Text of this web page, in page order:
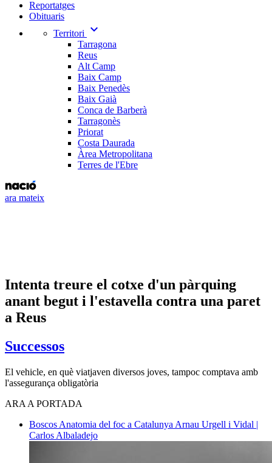
Reportatges
Obituaris
Territori
expand_more
Tarragona
Reus
Alt Camp
Baix Camp
Baix Penedès
Baix Gaià
Conca de Barberà
Tarragonès
Priorat
Costa Daurada
Àrea Metropolitana
Terres de l'Ebre
ara mateix
Intenta treure el cotxe d'un pàrquing
anant begut i l'estavella contra una paret
a Reus
Successos
El vehicle, en què viatjaven diversos joves, tampoc comptava amb
l'assegurança obligatòria
ARA A PORTADA
Boscos Anatomia del foc a Catalunya Arnau Urgell i Vidal |
Carlos Albaladejo